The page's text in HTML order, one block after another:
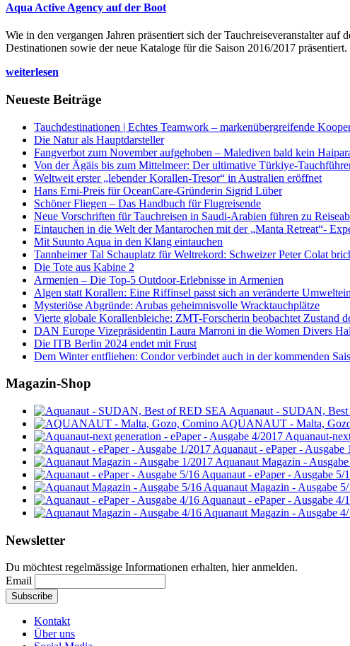
Aqua Active Agency auf der Boot
Wie in den vergangen Jahren präsentiert sich der Tauchreiseveranstalter
Destinationen sowie der neue Kataloge für die Saison 2016/2017 präsentiert.
weiterlesen
Neueste Beiträge
Tauchdestinationen | Echtes Teamwork – markenübergreifende
Die Natur als Hauptdarsteller
Fangverbot zum November aufgehoben – Malediven bald kein
Von der Ägäis bis zum Mittelmeer: Der ultimative Türkiye-
Weltweit erster „lebender Korallen-Tresor“ in Australien eröffnet
Hans Erni-Preis für OceanCare-Gründerin Sigrid Lüber
Schöner Fliegen – Das Handbuch für Flugreisende
Neue Vorschriften für Tauchreisen in Saudi-Arabien führen zu
Eintauchen in die Welt der Mantarochen mit der „Manta Retreat“-
Mit Suunto Aqua in den Klang eintauchen
Tannheimer Tal Schauplatz für Weltrekord: Schweizer Peter Colat
Die Tote aus Kabine 2
Armenien – Die Top-5 Outdoor-Erlebnisse in Armenien
Algen statt Korallen: Eine Riffinsel passt sich an veränderte
Mysteriöse Abgründe: Arubas geheimnisvolle Wracktauchplätze
Vierte globale Korallenbleiche: ZMT-Forscherin beobachtet Zustand
DAN Europe Vizepräsidentin Laura Marroni in die Women Divers
Die ITB Berlin 2024 endet mit Frust
Dem Winter entfliehen: Condor verbindet auch in der kommenden
Magazin-Shop
Aquanaut - SUDAN,
AQUANAUT - Malta,
Aquanaut-
Aquanaut - ePaper - Ausgabe
Aquanaut Magazin -
Aquanaut - ePaper - Ausgabe 5/
Aquanaut Magazin - Ausgabe
Aquanaut - ePaper - Ausgabe 4/
Aquanaut Magazin - Ausgabe
Newsletter
Du möchtest regelmässige Informationen erhalten, hier anmelden.
Email
Kontakt
Über uns